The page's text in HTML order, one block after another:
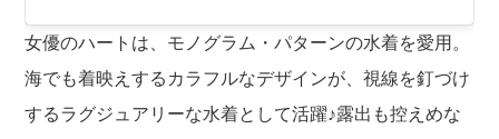
女優のハートは、モノグラム・パターンの水着を愛用。
海でも着映えするカラフルなデザインが、視線を釘づけ
するラグジュアリーな水着として活躍♪露出も控えめな